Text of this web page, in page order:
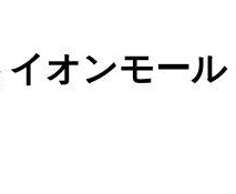
オンモール